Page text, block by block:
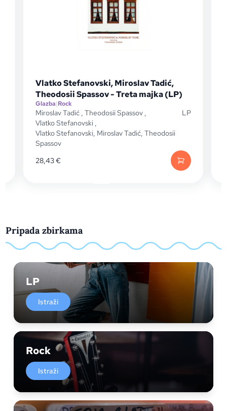
Vlatko Stefanovski, Miroslav Tadić,
Theodosii Spassov - Treta majka (LP)
Glazba|Rock
Miroslav Tadić ,Theodosii Spassov ,
Vlatko Stefanovski ,
Vlatko Stefanovski, Miroslav Tadić, Theodosii
Spassov
LP
28,43€
Pripada zbirkama
LP
Istraži
Rock
Istraži